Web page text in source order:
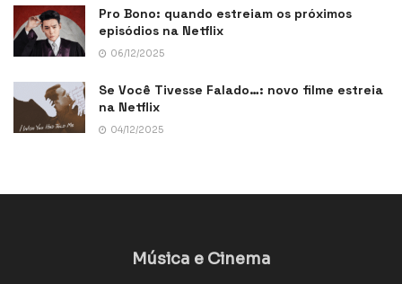
Pro Bono: quando estreiam os próximos
episódios na Netflix
06/12/2025
Se Você Tivesse Falado…: novo filme estreia
na Netflix
04/12/2025
Música e Cinema